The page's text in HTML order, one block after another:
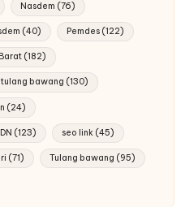
Nasdem (76)
(40) Pemdes(122)
(182)
tulang bawang (130)
(24)
(123) seo link(45)
(71) Tulang bawang (95)